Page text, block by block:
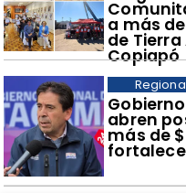
a más
de
Copiapó
​Gobierno
abren
más de